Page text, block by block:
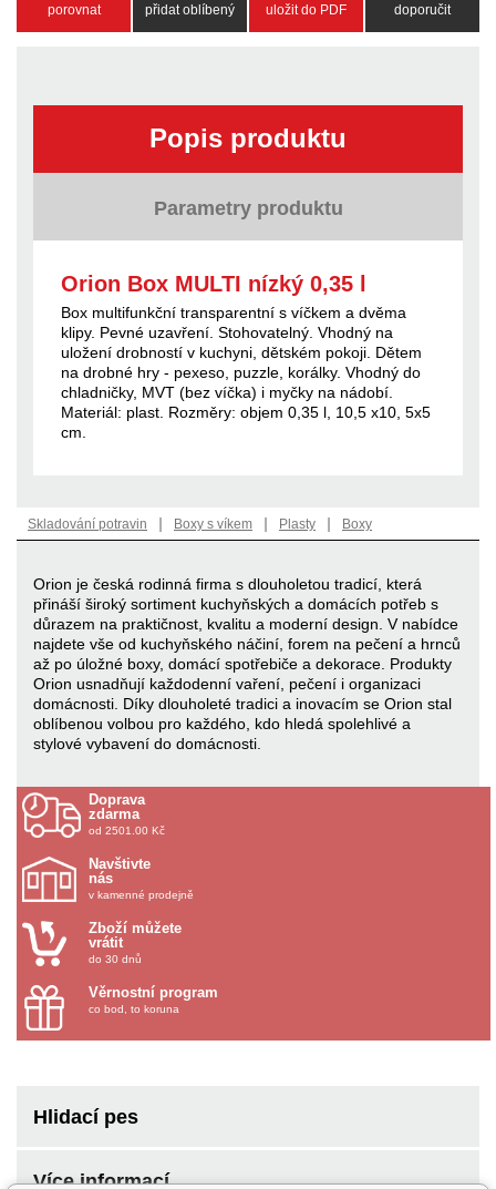
porovnat přidat oblíbený uložit do PDF doporučit
Popis produktu
Parametry produktu
Orion Box MULTI nízký 0,35 l
Box multifunkční transparentní s víčkem a dvěma
klipy. Pevné uzavření. Stohovatelný. Vhodný na
uložení drobností v kuchyni, dětském pokoji. Dětem
na drobné hry - pexeso, puzzle, korálky. Vhodný do
chladničky, MVT (bez víčka) i myčky na nádobí.
Materiál: plast. Rozměry: objem 0,35 l, 10,5 x10, 5x5
cm.
Skladování potravin | Boxy s víkem | Plasty | Boxy
Orion je česká rodinná firma s dlouholetou tradicí, která
přináší široký sortiment kuchyňských a domácích potřeb s
důrazem na praktičnost, kvalitu a moderní design. V nabídce
najdete vše od kuchyňského náčiní, forem na pečení a hrnců
až po úložné boxy, domácí spotřebiče a dekorace. Produkty
Orion usnadňují každodenní vaření, pečení i organizaci
domácnosti. Díky dlouholeté tradici a inovacím se Orion stal
oblíbenou volbou pro každého, kdo hledá spolehlivé a
stylové vybavení do domácnosti.
Doprava
zdarma
od 2501.00 Kč
Navštivte
nás
v kamenné prodejně
Zboží můžete
vrátit
do 30 dnů
Věrnostní program
co bod, to koruna
Hlidací pes
Více informací